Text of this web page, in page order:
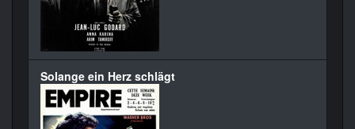
Solange ein Herz schlägt